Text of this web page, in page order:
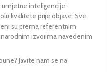
umjetne inteligencije i
kvalitete prije objave. Sve
su prema referentnim
izvorima navedenim
Javite nam se na